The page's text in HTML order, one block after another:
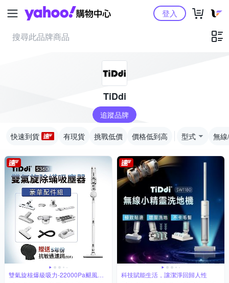
Yahoo購物中心登入
TiDdi
追蹤品牌
快速到貨 有現貨 挑戰低價 價格低到高 型式 無
雙氣旋核爆級吸力-22000Pa颶風橫
掃
科技賦能生活，讓潔淨回歸人性